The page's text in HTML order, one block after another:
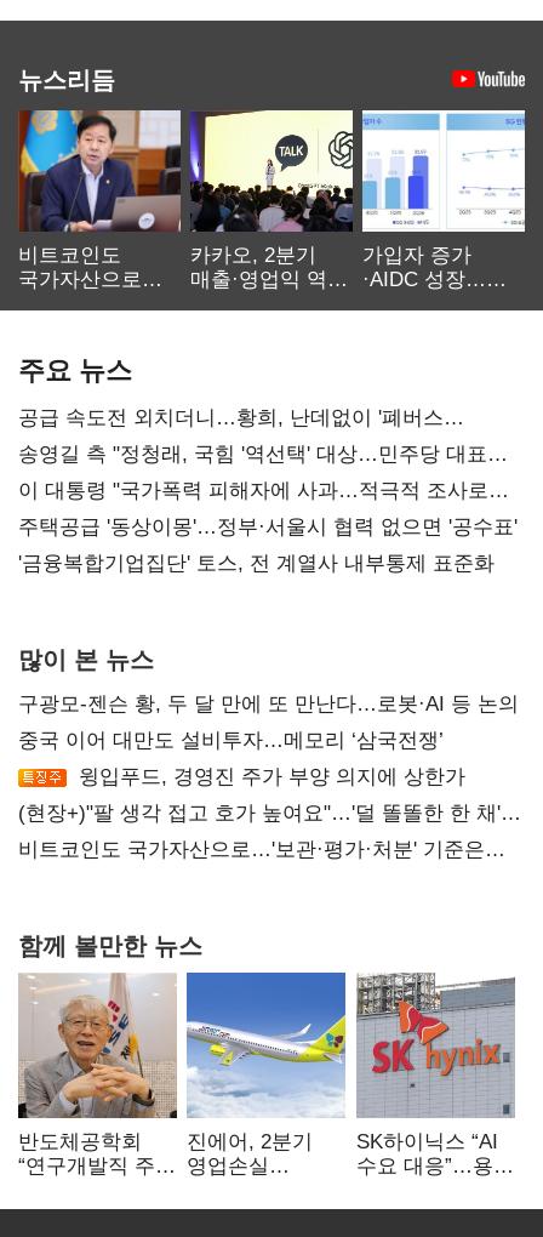
뉴스리듬
비트코인도
국가자산으로…'
카카오, 2분기
매출·영업익 역대
가입자 증가
·AIDC 성장…
주요 뉴스
공급 속도전 외치더니…황희, 난데없이 '폐버스
리모델링' 제안
송영길 측 "정청래, 국힘 '역선택' 대상…민주당 대표로
총선 지휘 못해"
이 대통령 "국가폭력 피해자에 사과…적극적 조사로
진실 밝혀야"
주택공급 '동상이몽'…정부·서울시 협력 없으면 '공수표'
'금융복합기업집단' 토스, 전 계열사 내부통제 표준화
많이 본 뉴스
구광모-젠슨 황, 두 달 만에 또 만난다…로봇·AI 등 논의
중국 이어 대만도 설비투자…메모리 ‘삼국전쟁’
윙입푸드, 경영진 주가 부양 의지에 상한가
(현장+)"팔 생각 접고 호가 높여요"…'덜 똘똘한 한 채'
20억 키맞추기
비트코인도 국가자산으로…'보관·평가·처분' 기준은
함께 볼만한 뉴스
반도체공학회
“연구개발직 주
개선해야”
진에어, 2분기
영업손실
상승 여파
SK하이닉스 “AI
수요 대응”…용인
투자